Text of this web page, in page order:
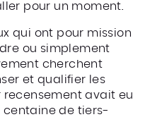
pour un moment.
qui ont pour mission
ou simplement
cherchent
et qualifier les
recensement avait eu
centaine de tiers-